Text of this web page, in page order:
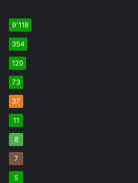
9٬118
354
120
73
37
11
8
7
5